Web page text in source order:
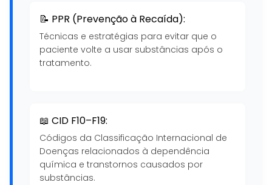
📝 PPR (Prevenção à Recaída):
Técnicas e estratégias para evitar que o
paciente volte a usar substâncias após o
tratamento.
📖 CID F10–F19:
Códigos da Classificação Internacional de
Doenças relacionados à dependência
química e transtornos causados por
substâncias.